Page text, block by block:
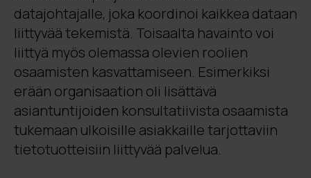
datajohtajalle, joka koordinoi kaikkea dataan
liittyvää tekemistä. Toisaalta havainto voi
liittyä myös olemassa olevien roolien
osaamisten kasvattamiseen. Esimerkiksi
erään organisaation oli lisättävä
asiantuntijoiden konsultatiivista osaamista
tukemaan ulkoisille asiakkaille tarjottaviin
tietotuotteisiin liittyvää palvelua.